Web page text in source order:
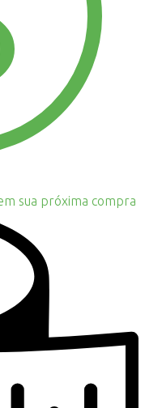
sua próxima compra